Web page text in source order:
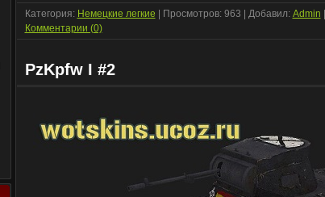
Категория: Немецкие легкие | Просмотров: 963 | Добавил: Admin
Комментарии (0)
PzKpfw I #2